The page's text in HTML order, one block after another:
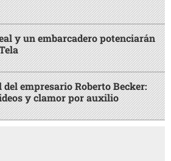
y un embarcadero potenciarán
empresario Roberto Becker:
y clamor por auxilio